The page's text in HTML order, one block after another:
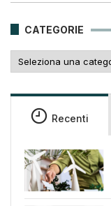
CATEGORIE
Recenti